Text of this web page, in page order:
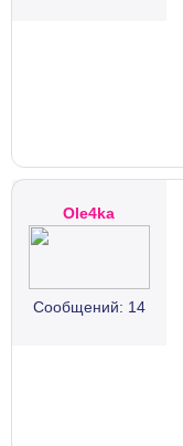
Ole4ka
Сообщений: 14